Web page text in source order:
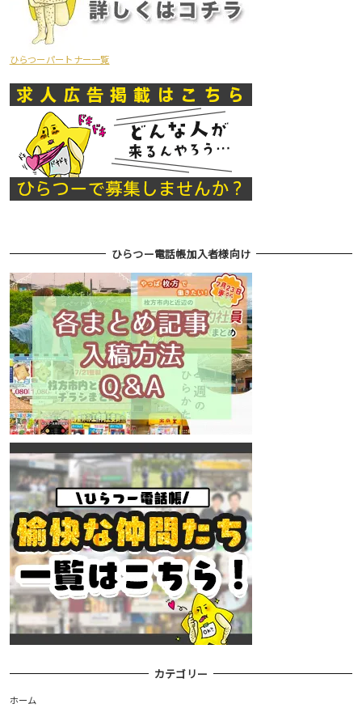
ひらつーパートナー一覧
ひらつー電話帳加入者様向け
カテゴリー
ホーム